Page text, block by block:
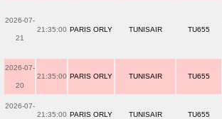
2026-07-
21
21:35:00 PARIS ORLY TUNISAIR TU655
2026-07-
20
21:35:00 PARIS ORLY TUNISAIR TU655
2026-07-
21:35:00 PARIS ORLY TUNISAIR TU655